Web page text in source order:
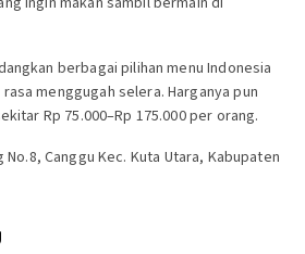
berbagai pilihan menu Indonesia
menggugah selera. Harganya pun
Rp 75.000–Rp 175.000 per orang.
No.8, Canggu Kec. Kuta Utara, Kabupaten